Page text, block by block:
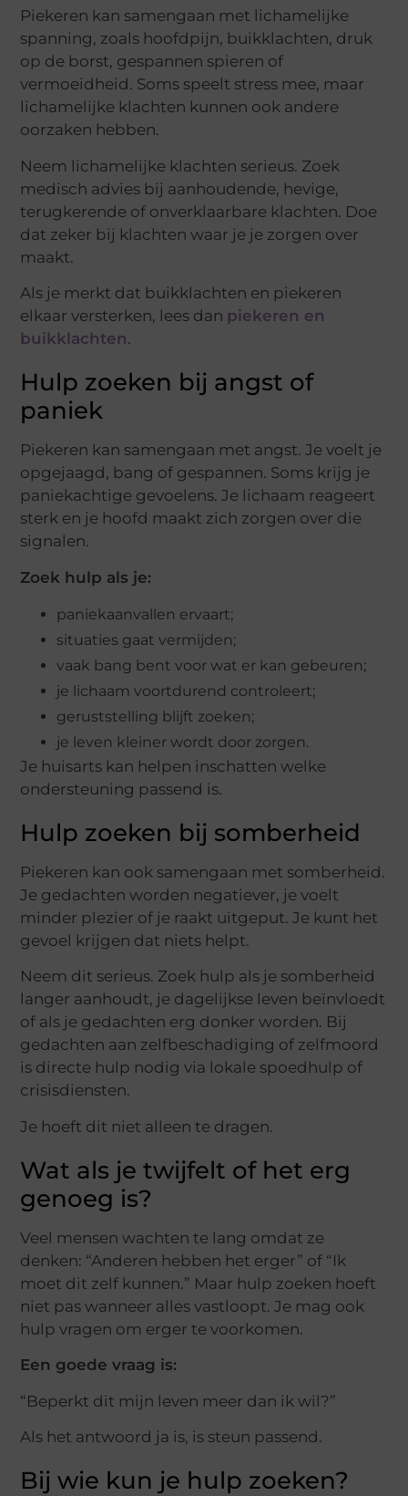
Piekeren kan samengaan met lichamelijke
spanning, zoals hoofdpijn, buikklachten, druk
op de borst, gespannen spieren of
vermoeidheid. Soms speelt stress mee, maar
lichamelijke klachten kunnen ook andere
oorzaken hebben.
Neem lichamelijke klachten serieus. Zoek
medisch advies bij aanhoudende, hevige,
terugkerende of onverklaarbare klachten. Doe
dat zeker bij klachten waar je je zorgen over
maakt.
Als je merkt dat buikklachten en piekeren
elkaar versterken, lees dan piekeren en
buikklachten.
Hulp zoeken bij angst of
paniek
Piekeren kan samengaan met angst. Je voelt je
opgejaagd, bang of gespannen. Soms krijg je
paniekachtige gevoelens. Je lichaam reageert
sterk en je hoofd maakt zich zorgen over die
signalen.
Zoek hulp als je:
paniekaanvallen ervaart;
situaties gaat vermijden;
vaak bang bent voor wat er kan gebeuren;
je lichaam voortdurend controleert;
geruststelling blijft zoeken;
je leven kleiner wordt door zorgen.
Je huisarts kan helpen inschatten welke
ondersteuning passend is.
Hulp zoeken bij somberheid
Piekeren kan ook samengaan met somberheid.
Je gedachten worden negatiever, je voelt
minder plezier of je raakt uitgeput. Je kunt het
gevoel krijgen dat niets helpt.
Neem dit serieus. Zoek hulp als je somberheid
langer aanhoudt, je dagelijkse leven beïnvloedt
of als je gedachten erg donker worden. Bij
gedachten aan zelfbeschadiging of zelfmoord
is directe hulp nodig via lokale spoedhulp of
crisisdiensten.
Je hoeft dit niet alleen te dragen.
Wat als je twijfelt of het erg
genoeg is?
Veel mensen wachten te lang omdat ze
denken: “Anderen hebben het erger” of “Ik
moet dit zelf kunnen.” Maar hulp zoeken hoeft
niet pas wanneer alles vastloopt. Je mag ook
hulp vragen om erger te voorkomen.
Een goede vraag is:
“Beperkt dit mijn leven meer dan ik wil?”
Als het antwoord ja is, is steun passend.
Bij wie kun je hulp zoeken?